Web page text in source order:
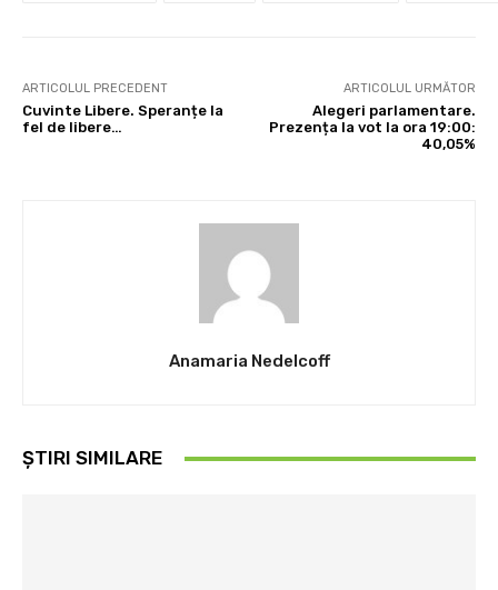
ARTICOLUL PRECEDENT
Cuvinte Libere. Speranțe la
fel de libere…
ARTICOLUL URMĂTOR
Alegeri parlamentare.
Prezența la vot la ora 19:00:
40,05%
Anamaria Nedelcoff
ȘTIRI SIMILARE